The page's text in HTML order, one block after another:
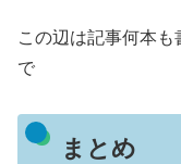
この辺は記事何本
で
まとめ